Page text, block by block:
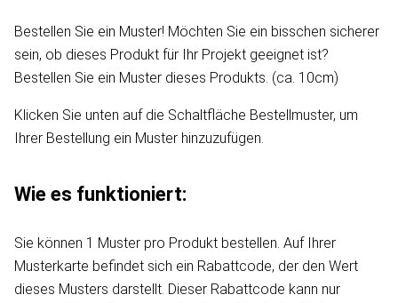
Bestellen Sie ein Muster! Möchten Sie ein bisschen sicherer
sein, ob dieses Produkt für Ihr Projekt geeignet ist?
Bestellen Sie ein Muster dieses Produkts. (ca. 10cm)
Klicken Sie unten auf die Schaltfläche Bestellmuster, um
Ihrer Bestellung ein Muster hinzuzufügen.
Wie es funktioniert:
Sie können 1 Muster pro Produkt bestellen. Auf Ihrer
Musterkarte befindet sich ein Rabattcode, der den Wert
dieses Musters darstellt. Dieser Rabattcode kann nur